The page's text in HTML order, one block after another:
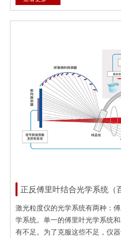
用软件对每个颗粒图像进行分析
激光/图像同步分析，相互验证
正反傅里叶结合光学系统（
激光粒度仪的光学系统有两种：
学系统。单一的傅里叶光学系统
有不足。为了克服这些不足，仪